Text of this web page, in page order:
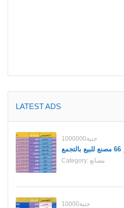
LATEST ADS
1000000جنية
Category: مصانع
10000جنية